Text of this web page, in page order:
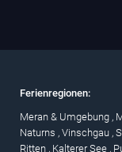
Ferienregionen:
Meran & Umgebung ,
Naturns , Vinschgau ,
Ritten , Kalterer See ,